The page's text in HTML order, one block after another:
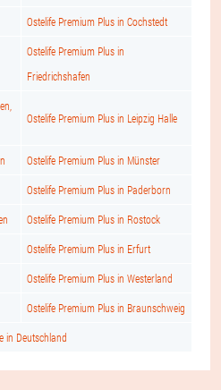
Ostelife Premium Plus in Cochstedt
Ostelife Premium Plus in
Friedrichshafen
Ostelife Premium Plus in Leipzig Halle
Ostelife Premium Plus in Münster
Ostelife Premium Plus in Paderborn
Ostelife Premium Plus in Rostock
Ostelife Premium Plus in Erfurt
Ostelife Premium Plus in Westerland
Ostelife Premium Plus in Braunschweig
in Deutschland